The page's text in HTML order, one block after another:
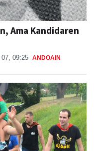
Ama Kandidaren
07, 09:25 ANDOAIN